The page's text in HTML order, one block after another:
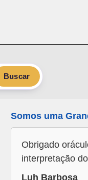
Buscar
Somos uma
Obrigado
interpretação
Luh Barbosa